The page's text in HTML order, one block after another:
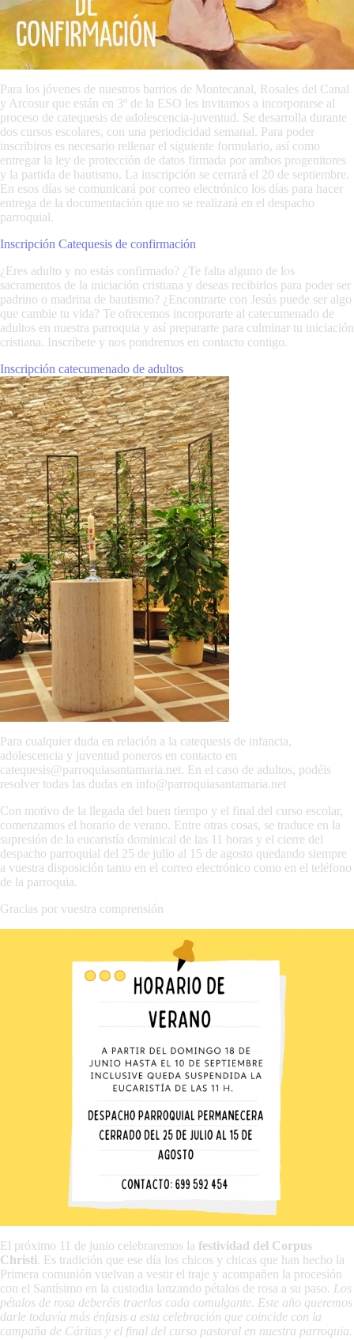
Para los jóvenes de nuestros barrios de Montecanal, Rosales del Canal
y Arcosur que están en 3º de la ESO les invitamos a incorporarse al
proceso de catequesis de adolescencia-juventud. Se desarrolla durante
dos cursos escolares, con una periodicidad semanal. Para poder
inscribiros es necesario rellenar el siguiente formulario, así como
entregar la ley de protección de datos firmada por ambos progenitores
y la partida de bautismo. La inscripción se cerrará el 20 de septiembre.
En esos días se comunicará por correo electrónico los días para hacer
entrega de la documentación que no se realizará en el despacho
parroquial.
Inscripción Catequesis de confirmación
¿Eres adulto y no estás confirmado? ¿Te falta alguno de los
sacramentos de la iniciación cristiana y deseas recibirlos para poder ser
padrino o madrina de bautismo? ¿Encontrarte con Jesús puede ser algo
que cambie tu vida? Te ofrecemos incorporarte al catecumenado de
adultos en nuestra parroquia y así prepararte para culminar tu iniciación
cristiana. Inscríbete y nos pondremos en contacto contigo.
Inscripción catecumenado de adultos
Para cualquier duda en relación a la catequesis de infancia,
adolescencia y juventud poneros en contacto en
catequesis@parroquiasantamaria.net. En el caso de adultos, podéis
resolver todas las dudas en info@parroquiasantamaria.net
Con motivo de la llegada del buen tiempo y el final del curso escolar,
comenzamos el horario de verano. Entre otras cosas, se traduce en la
supresión de la eucaristía dominical de las 11 horas y el cierre del
despacho parroquial del 25 de julio al 15 de agosto quedando siempre
a vuestra disposición tanto en el correo electrónico como en el teléfono
de la parroquia.
Gracias por vuestra comprensión
El próximo 11 de junio celebraremos la festividad del Corpus
Christi. Es tradición que ese día los chicos y chicas que han hecho la
Primera comunión vuelvan a vestir el traje y acompañen la procesión
con el Santísimo en la custodia lanzando pétalos de rosa a su paso. Los
pétalos de rosa deberéis traerlos cada comulgante. Este año queremos
darle todavía más énfasis a esta celebración que coincide con la
campaña de Cáritas y el final del curso pastoral en nuestra parroquia.